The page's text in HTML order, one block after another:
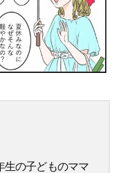
生の子どものママ